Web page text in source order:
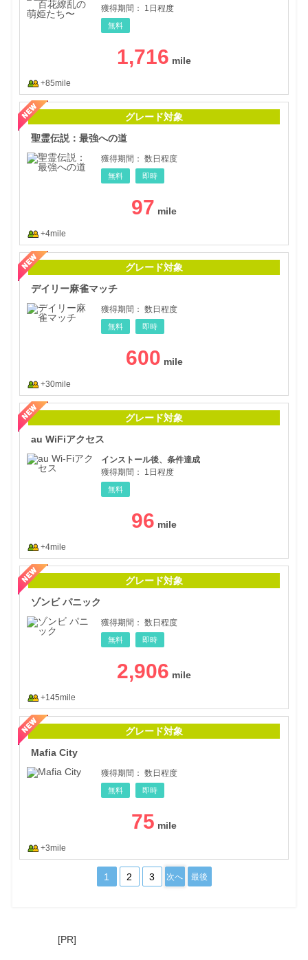
獲得期間：
1日程度
無料
1,716
+85mile
グレード対象
聖霊伝説：最強への道
獲得期間： 数日程度
無料 即時
97
+4mile
グレード対象
デイリー麻雀マッチ
獲得期間： 数日程度
無料 即時
600
+30mile
グレード対象
au WiFiアクセス
インストール後、条件達成
獲得期間：
1日程度
無料
96
+4mile
グレード対象
ゾンビ パニック
獲得期間： 数日程度
無料 即時
2,906
+145mile
グレード対象
Mafia City
獲得期間： 数日程度
無料 即時
75
+3mile
1 2 3 次へ 最後
[PR]